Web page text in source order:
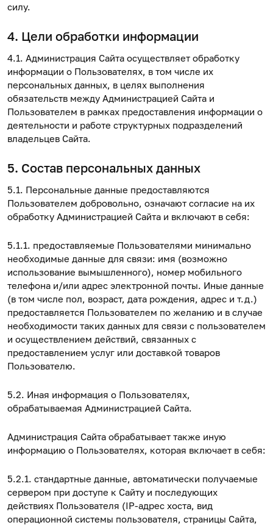
силу.
4. Цели обработки информации
4.1. Администрация Сайта осуществляет обработку
информации о Пользователях, в том числе их
персональных данных, в целях выполнения
обязательств между Администрацией Сайта и
Пользователем в рамках предоставления информации о
деятельности и работе структурных подразделений
владельцев Сайта.
5. Состав персональных данных
5.1. Персональные данные предоставляются
Пользователем добровольно, означают согласие на их
обработку Администрацией Сайта и включают в себя:
5.1.1. предоставляемые Пользователями минимально
необходимые данные для связи: имя (возможно
использование вымышленного), номер мобильного
телефона и/или адрес электронной почты. Иные данные
(в том числе пол, возраст, дата рождения, адрес и т.д.)
предоставляется Пользователем по желанию и в случае
необходимости таких данных для связи с пользователем
и осуществлением действий, связанных с
предоставлением услуг или доставкой товаров
Пользователю.
5.2. Иная информация о Пользователях,
обрабатываемая Администрацией Сайта.
Администрация Сайта обрабатывает также иную
информацию о Пользователях, которая включает в себя:
5.2.1. стандартные данные, автоматически получаемые
сервером при доступе к Сайту и последующих
действиях Пользователя (IP-адрес хоста, вид
операционной системы пользователя, страницы Сайта,